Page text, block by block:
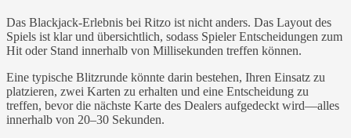
Das Blackjack-Erlebnis bei Ritzo ist nicht anders. Das Layout des
Spiels ist klar und übersichtlich, sodass Spieler Entscheidungen zum
Hit oder Stand innerhalb von Millisekunden treffen können.
Eine typische Blitzrunde könnte darin bestehen, Ihren Einsatz zu
platzieren, zwei Karten zu erhalten und eine Entscheidung zu
treffen, bevor die nächste Karte des Dealers aufgedeckt wird—alles
innerhalb von 20–30 Sekunden.